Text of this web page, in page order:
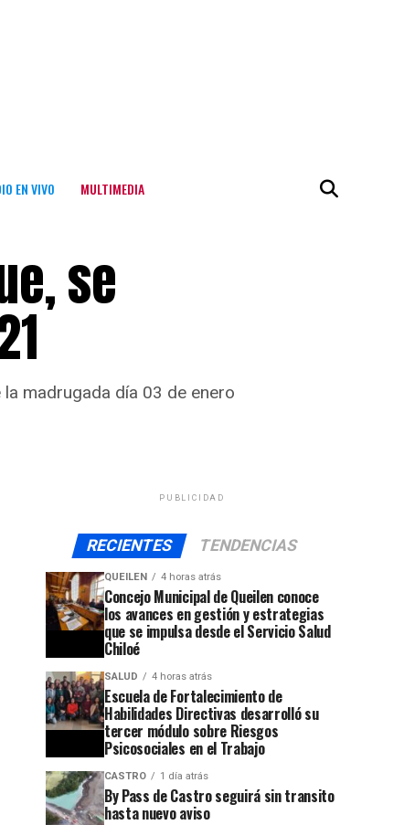
EN VIVO MULTIMEDIA
se
madrugada día 03 de enero
PUBLICIDAD
RECIENTES TENDENCIAS
QUEILEN 4 horas atrás
Concejo Municipal de Queilen conoce
los avances en gestión y estrategias
que se impulsa desde el Servicio Salud
Chiloé
SALUD 4 horas atrás
Escuela de Fortalecimiento de
Habilidades Directivas desarrolló su
tercer módulo sobre Riesgos
Psicosociales en el Trabajo
CASTRO 1 día atrás
By Pass de Castro seguirá sin transito
hasta nuevo aviso